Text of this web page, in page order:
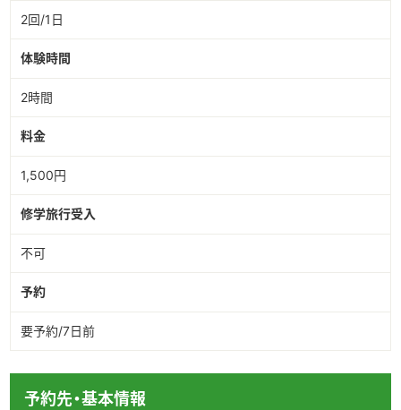
2回/1日
体験時間
2時間
料金
1,500円
修学旅行受入
不可
予約
要予約/7日前
予約先・基本情報